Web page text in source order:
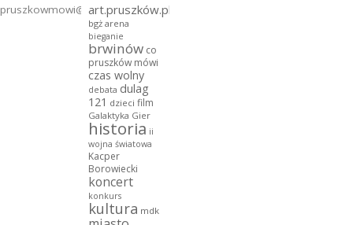
pruszkowmowi@gmail.com
art.pruszków.pl
bgż arena
bieganie
brwinów co
pruszków mówi
czas wolny
debata dulag
121 dzieci film
Galaktyka Gier
historia ii
wojna światowa
Kacper
Borowiecki
koncert
konkurs
kultura mdk